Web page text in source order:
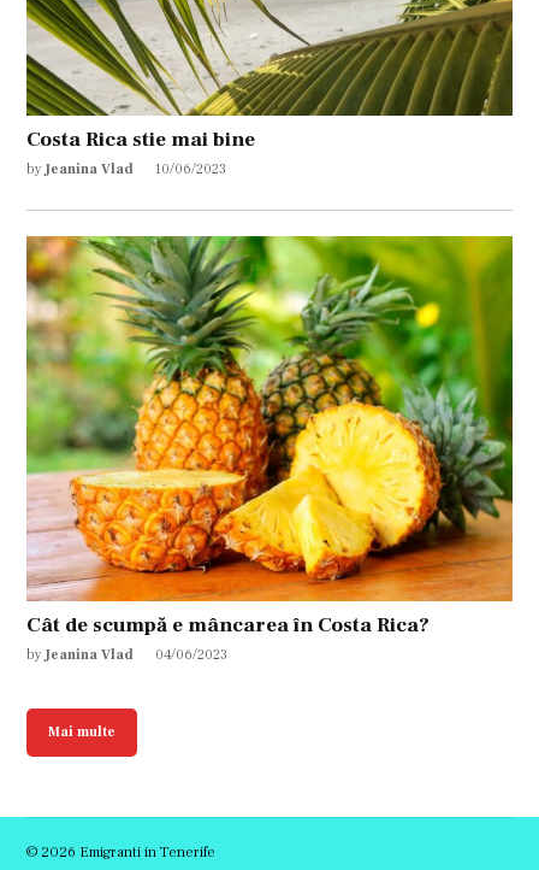
Costa Rica stie mai bine
by Jeanina Vlad 10/06/2023
Cât de scumpă e mâncarea în Costa Rica?
by Jeanina Vlad 04/06/2023
Mai multe
© 2026 Emigranti in Tenerife